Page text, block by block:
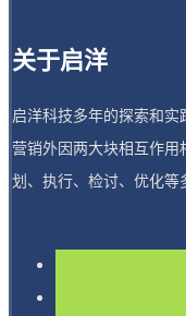
关于启洋
启洋科技多年的探索和
营销外因两大块相互作
划、执行、检讨、优化等